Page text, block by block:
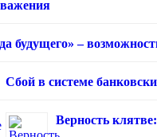
будущего» –
Сбой в системе
Верность